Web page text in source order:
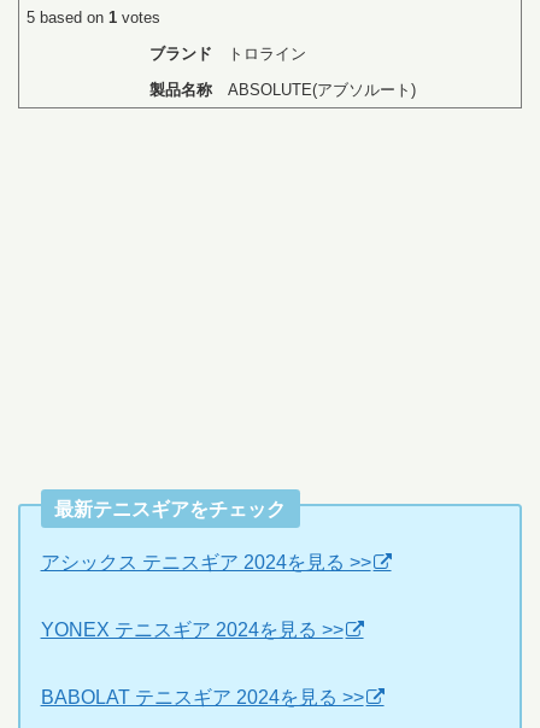
5 based on 1 votes
ブランド
トロライン
製品名称
ABSOLUTE(アブソルート)
最新テニスギアをチェック
アシックス テニスギア 2024を見る >>
YONEX テニスギア 2024を見る >>
BABOLAT テニスギア 2024を見る >>